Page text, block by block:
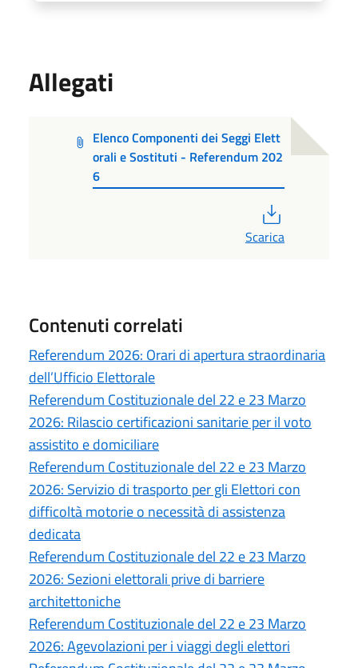
Allegati
Elenco Componenti dei Seggi Elett
orali e Sostituti - Referendum 202
6
Scarica
Contenuti correlati
Referendum 2026: Orari di apertura straordinaria
dell’Ufficio Elettorale
Referendum Costituzionale del 22 e 23 Marzo
2026: Rilascio certificazioni sanitarie per il voto
assistito e domiciliare
Referendum Costituzionale del 22 e 23 Marzo
2026: Servizio di trasporto per gli Elettori con
difficoltà motorie o necessità di assistenza
dedicata
Referendum Costituzionale del 22 e 23 Marzo
2026: Sezioni elettorali prive di barriere
architettoniche
Referendum Costituzionale del 22 e 23 Marzo
2026: Agevolazioni per i viaggi degli elettori